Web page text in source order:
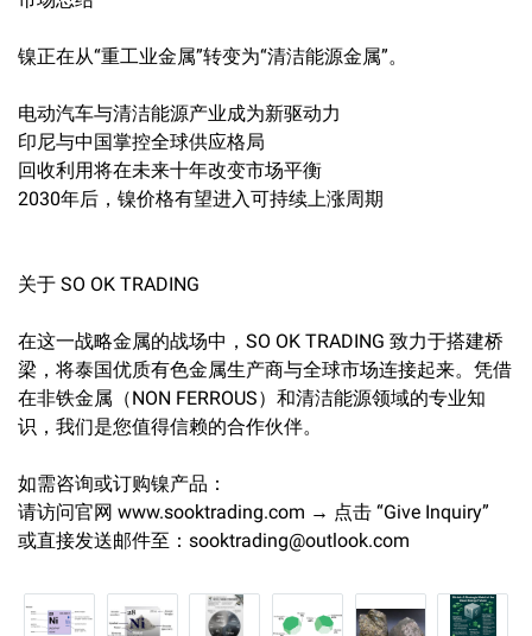
镍正在从“重工业金属”转变为“清洁能源金属”。
电动汽车与清洁能源产业成为新驱动力
印尼与中国掌控全球供应格局
回收利用将在未来十年改变市场平衡
2030年后，镍价格有望进入可持续上涨周期
关于 SO OK TRADING
在这一战略金属的战场中，SO OK TRADING 致力于搭建桥
梁，将泰国优质有色金属生产商与全球市场连接起来。凭借
在非铁金属（NON FERROUS）和清洁能源领域的专业知
识，我们是您值得信赖的合作伙伴。
如需咨询或订购镍产品：
请访问官网 www.sooktrading.com → 点击 “Give Inquiry”
或直接发送邮件至：sooktrading@outlook.com